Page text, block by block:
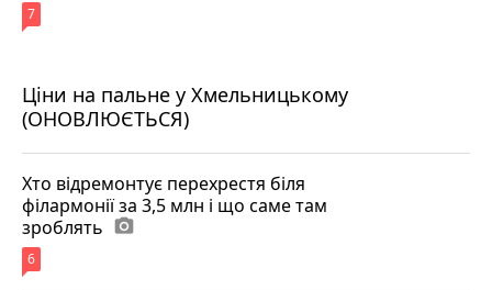
Ціни на пальне у Хмельницькому
(ОНОВЛЮЄТЬСЯ)
7
Хто відремонтує перехрестя біля
філармонії за 3,5 млн і що саме там
зроблять photo_camera
6